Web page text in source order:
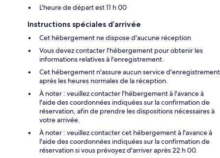
L'heure de départ est 11 h 00
Instructions spéciales d’arrivée
Cet hébergement ne dispose d'aucune réception
Vous devez contacter l'hébergement pour obtenir les
informations relatives à l'enregistrement.
Cet hébergement n'assure aucun service d'enregistrement
après les heures normales de la réception.
À noter : veuillez contacter l'hébergement à l'avance à
l'aide des coordonnées indiquées sur la confirmation de
réservation, afin de prendre les dispositions nécessaires à
votre arrivée.
À noter : veuillez contacter cet hébergement à l'avance à
l'aide des coordonnées indiquées sur la confirmation de
réservation si vous prévoyez d'arriver après 22 h 00.